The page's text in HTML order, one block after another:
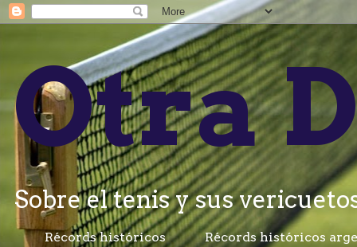
Otra
Sobre el tenis y sus
Récords históricos Récords históricos